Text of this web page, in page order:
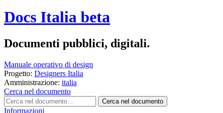
Docs Italia beta
Documenti pubblici, digitali.
Manuale operativo di design
Progetto: Designers Italia
Amministrazione: italia
Cerca nel documento
Cerca nel documento
Informazioni